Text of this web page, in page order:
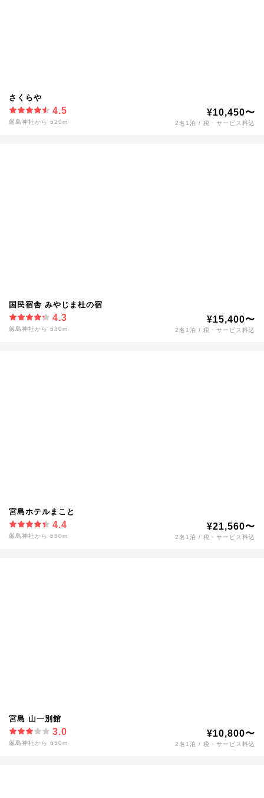
さくらや
4.5
厳島神社から 520m
¥10,450〜
2名1泊 / 税・サービス料込
国民宿舎 みやじま杜の宿
4.3
厳島神社から 530m
¥15,400〜
2名1泊 / 税・サービス料込
宮島ホテルまこと
4.4
厳島神社から 580m
¥21,560〜
2名1泊 / 税・サービス料込
宮島 山一別館
3.0
厳島神社から 650m
¥10,800〜
2名1泊 / 税・サービス料込